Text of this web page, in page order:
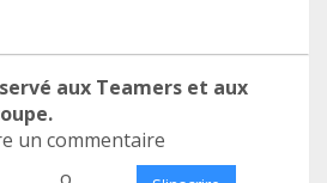
aux Teamers et aux
un commentaire